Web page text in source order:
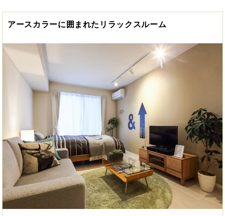
アースカラーに囲まれたリラックスルーム